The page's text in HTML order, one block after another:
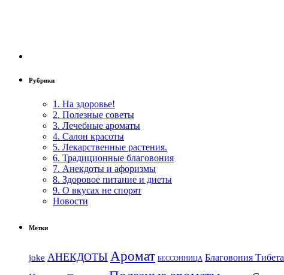
Рубрики
1. На здоровье!
2. Полезные советы
3. Лечебные ароматы
4. Салон красоты
5. Лекарственные растения.
6. Традиционные благовония
7. Анекдоты и афоризмы
8. Здоровое питание и диеты
9. О вкусах не спорят
Новости
Метки
joke АНЕКДОТЫ Аромат БЕССОННИЦА Благовония Тибета